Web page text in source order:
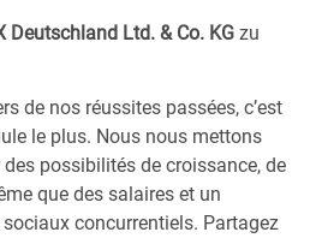
Deutschland Ltd. & Co. KG zu
de nos réussites passées, c’est
le plus. Nous nous mettons
possibilités de croissance, de
que des salaires et un
concurrentiels. Partagez